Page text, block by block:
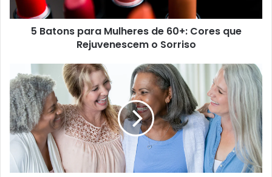
5 Batons para Mulheres de 60+: Cores que
Rejuvenescem o Sorriso